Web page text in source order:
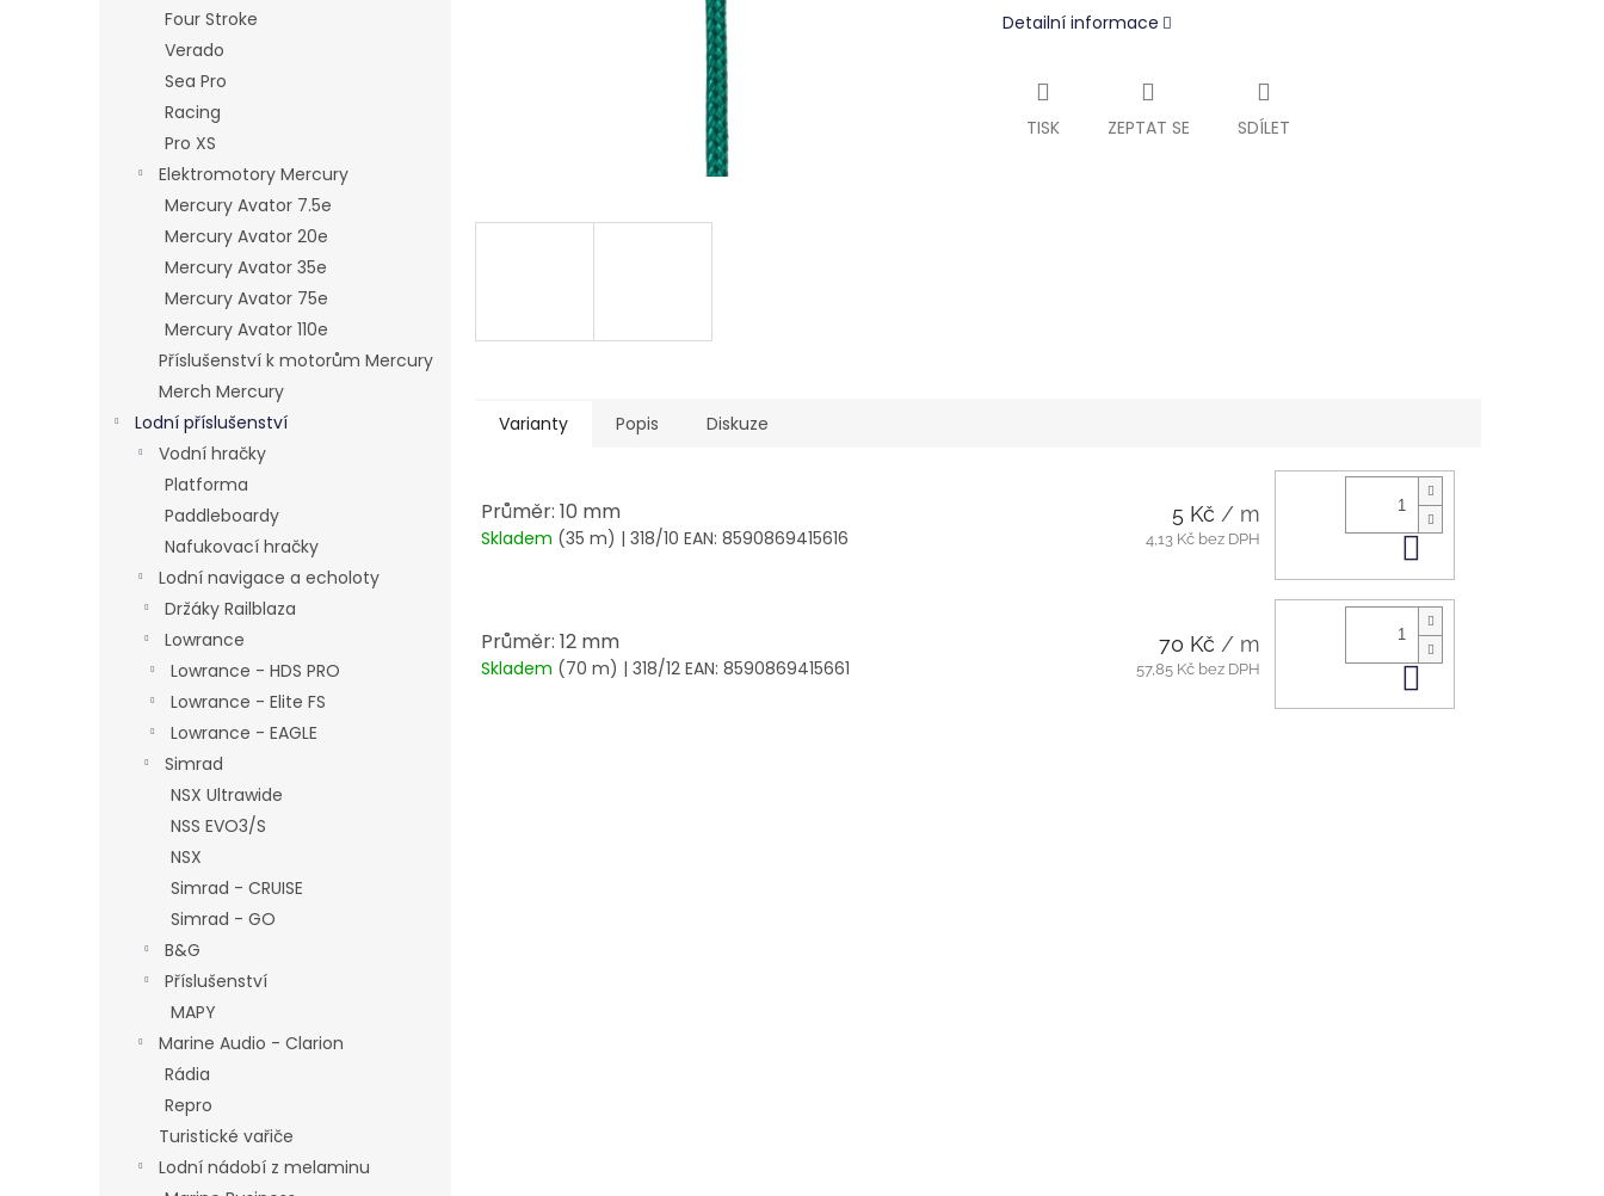
Four Stroke
Verado
Sea Pro
Racing
Pro XS
Elektromotory Mercury
Mercury Avator 7.5e
Mercury Avator 20e
Mercury Avator 35e
Mercury Avator 75e
Mercury Avator 110e
Příslušenství k motorům Mercury
Merch Mercury
Lodní příslušenství
Vodní hračky
Platforma
Paddleboardy
Nafukovací hračky
Lodní navigace a echoloty
Držáky Railblaza
Lowrance
Lowrance - HDS PRO
Lowrance - Elite FS
Lowrance - EAGLE
Simrad
NSX Ultrawide
NSS EVO3/S
NSX
Simrad - CRUISE
Simrad - GO
B&G
Příslušenství
MAPY
Marine Audio - Clarion
Rádia
Repro
Turistické vařiče
Lodní nádobí z melaminu
Detailní informace
TISK ZEPTAT SE SDÍLET
Varianty Popis Diskuze
Průměr: 10 mm
Skladem (35 m) | 318/10 EAN: 8590869415616
5 Kč / m
4,13 Kč bez DPH
Průměr: 12 mm
Skladem (70 m) | 318/12 EAN: 8590869415661
70 Kč / m
57,85 Kč bez DPH